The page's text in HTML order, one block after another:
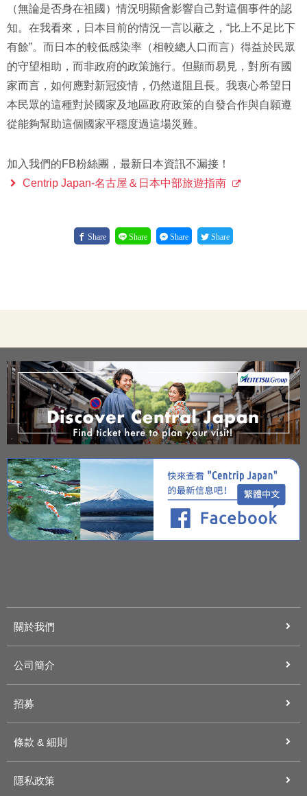
（無論是否身在祖國）情況明顯會影響自己對這個事件的認
知。在我看來，日本目前的情況一言以蔽之，“比上不足比下
有餘”。而日本的較低感染率（相較總人口而言）得益於民眾
的守望相助，而非政府的政策施行。但顯而易見，對所有國
家而言，如何應對新冠疫情，仍然道阻且長。我衷心希望日
本民眾的這種對於國家及地區政府政策的自發合作與自願遵
從能夠幫助這個國家平穩度過這場災難。
加入我們的FB粉絲團，最新日本資訊不漏接！
Centrip Japan-名古屋＆日本中部旅遊指南
Share Share Share Share
關於我們
公司簡介
招募
條款 & 細則
隱私政策